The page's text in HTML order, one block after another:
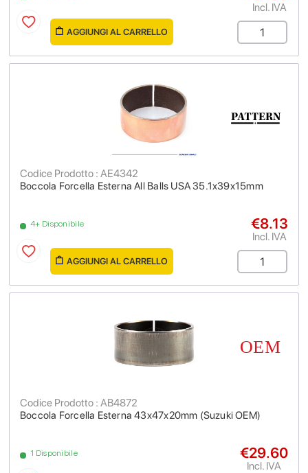
Incl. IVA
AGGIUNGI AL CARRELLO
Boccola Forcella Esterna All Balls USA 35.1x39x15mm
Codice Prodotto : AE4342
4+ Disponibile €8.13
Incl. IVA
AGGIUNGI AL CARRELLO
Boccola Forcella Esterna 43x47x20mm (Suzuki OEM)
Codice Prodotto : AB4872
1 Disponibile €29.60
Incl. IVA